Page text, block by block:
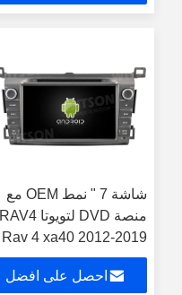
برادو رن إكس
شاشة 7 " نمط OEM مع
منصة DVD لتويوتا RAV4
Rav 4 xa40 2012-2019
أندرويد سيارة ستيريو
احصل على افضل